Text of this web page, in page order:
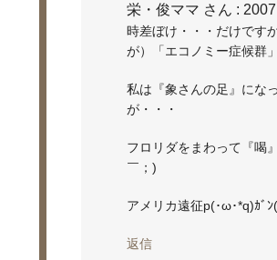
栄・俊ママ さん :
時差ぼけ・・・だけです
が）「エコノミー症候群
私は『象さんの足』にな
が・・・
フロリダをまわって『喝
￣；)
アメリカ遠征p(･ω･*q)ｶﾞ
返信